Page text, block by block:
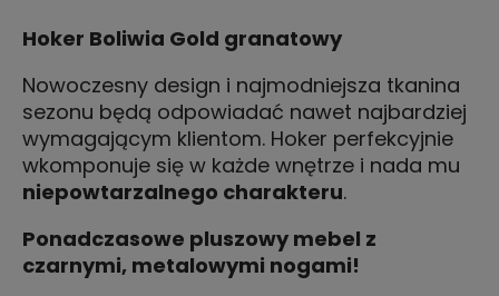
Hoker Boliwia Gold granatowy
Nowoczesny design i najmodniejsza tkanina
sezonu będą odpowiadać nawet najbardziej
wymagającym klientom. Hoker perfekcyjnie
wkomponuje się w każde wnętrze i nada mu
niepowtarzalnego charakteru.
Ponadczasowe pluszowy mebel z
czarnymi, metalowymi nogami!